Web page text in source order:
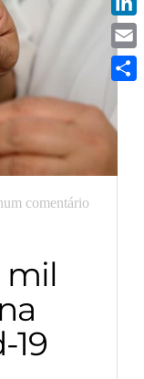
comentário
mil
19